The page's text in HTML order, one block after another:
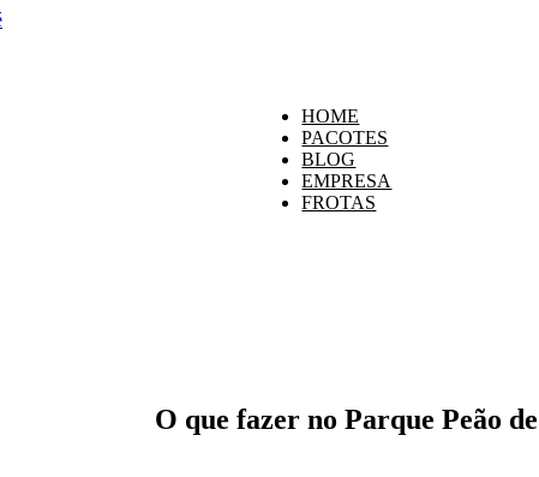
HOME
PACOTES
BLOG
EMPRESA
FROTAS
O que fazer no Parque Peão